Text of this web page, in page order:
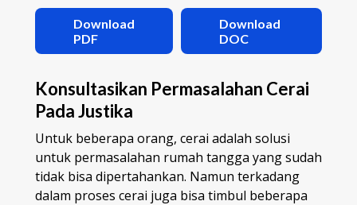
Download
PDF
Download
DOC
Konsultasikan Permasalahan Cerai
Pada Justika
Untuk beberapa orang, cerai adalah solusi
untuk permasalahan rumah tangga yang sudah
tidak bisa dipertahankan. Namun terkadang
dalam proses cerai juga bisa timbul beberapa